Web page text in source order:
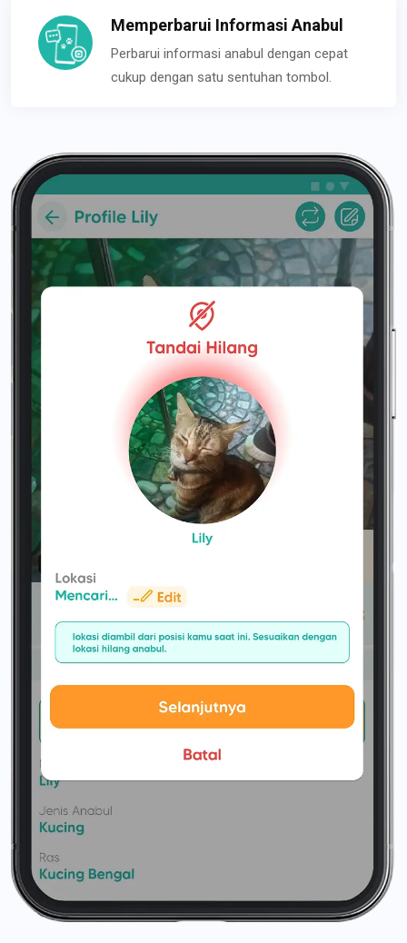
Memperbarui Informasi Anabul
Perbarui informasi anabul dengan cepat
cukup dengan satu sentuhan tombol.